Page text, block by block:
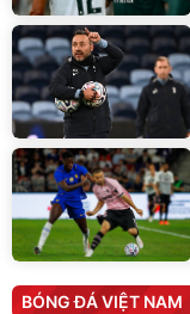
BÓNG ĐÁ VIỆT NAM